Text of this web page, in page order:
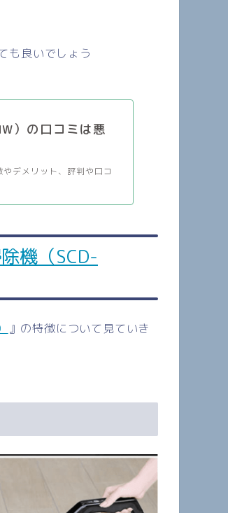
も良いでしょう
）の口コミは悪
デメリット、評判や口コ
機（SCD-
』の特徴について見ていき